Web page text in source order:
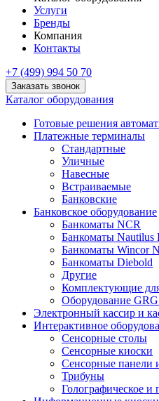
Услуги
Бренды
Компания
Контакты
+7 (499) 994 50 70
Заказать звонок
Каталог оборудования
Готовые решения
Платежные терминалы
Стандартные
Уличные
Навесные
Встраиваемые
Банковские
Банковское оборудование
Банкоматы NCR
Банкоматы Nautilus
Банкоматы Wincor
Банкоматы Diebold
Другие
Комплектующие
Оборудование
Электронный кассир и
Интерактивное
Сенсорные столы
Сенсорные киоски
Сенсорные панели
Трибуны
Голографическое и